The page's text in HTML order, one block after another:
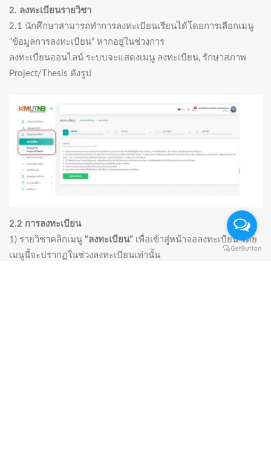
2. ลงทะเบียนรายวิชา
2.1 นักศึกษาสามารถทำการลงทะเบียนเรียนได้โดยการเลือกเมนู
“ข้อมูลการลงทะเบียน” หากอยู่ในช่วงการ
ลงทะเบียนออนไลน์ ระบบจะแสดงเมนู ลงทะเบียน, รักษาสภาพ
Project/Thesis ดังรูป
2.2 การลงทะเบียน
1) รายวิชาคลิกเมนู “ลงทะเบียน” เพื่อเข้าสู่หน้าจอลงทะเบียน โดย
เมนูนี้จะปรากฏในช่วงลงทะเบียนเท่านั้น